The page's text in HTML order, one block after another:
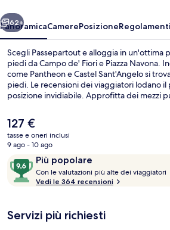
Avanti
62+
PanoramicaCamerePosizioneRegolamenti
Scegli Passepartout e alloggia in un'ottima
piedi da Campo de' Fiori e Piazza Navona.
come Pantheon e Castel Sant'Angelo si
piedi. Le recensioni dei viaggiatori lodano il
posizione invidiabile. Approfitta dei mezzi
tram di via Arenula/Ministero di Grazia
Il
prezzo
attuale
127 €
127 €
tasse e oneri inclusi
9 ago - 10 ago
RecensioniPiù popolare
9,6
su
10,
popolare
Con le valutazioni più alte dei viaggiatori
Vedi le 364 recensioni
Servizi più richiesti